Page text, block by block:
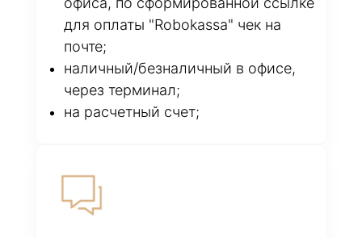
для оплаты "Robokassa" чек на
почте;
наличный/безналичный в офисе,
через терминал;
на расчетный счет;